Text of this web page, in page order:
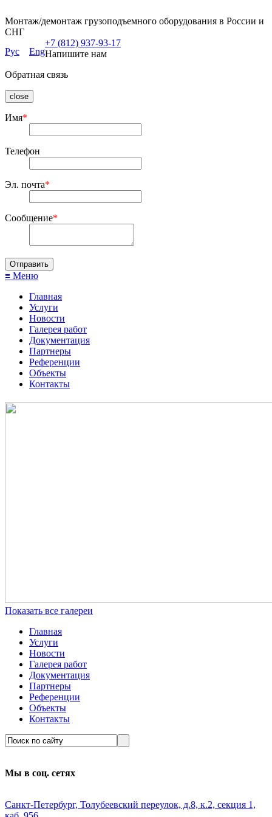
Монтаж/демонтаж грузоподъемного оборудования в России и
СНГ
Рус
Eng
+7 (812) 937-93-17
Напишите нам
Обратная связь
close
Имя*
Телефон
Эл. почта*
Сообщение*
≡ Меню
Главная
Услуги
Новости
Галерея работ
Документация
Партнеры
Референции
Объекты
Контакты
Показать все галереи
Главная
Услуги
Новости
Галерея работ
Документация
Партнеры
Референции
Объекты
Контакты
Мы в соц. сетях
Санкт-Петербург, Толубеевский переулок, д.8, к.2, секция 1,